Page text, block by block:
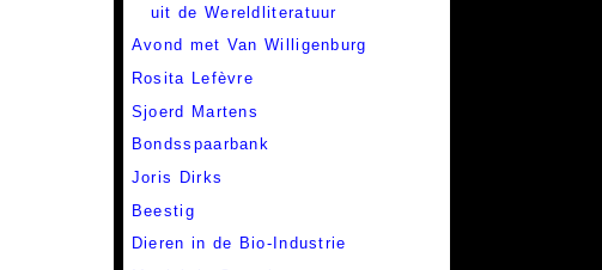
uit de Wereldliteratuur
Avond met Van Willigenburg
Rosita Lefèvre
Sjoerd Martens
Bondsspaarbank
Joris Dirks
Beestig
Dieren in de Bio-Industrie